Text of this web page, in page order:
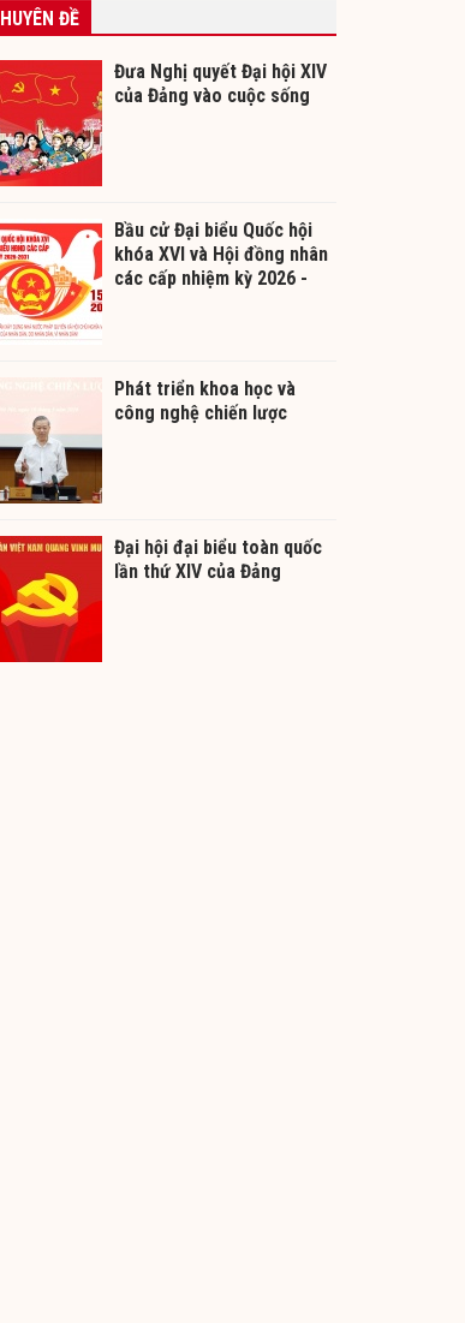
ĐỀ
Đưa Nghị quyết Đại hội XIV
của Đảng vào cuộc sống
Bầu cử Đại biểu Quốc hội
khóa XVI và Hội đồng nhân
các cấp nhiệm kỳ 2026 -
Phát triển khoa học và
công nghệ chiến lược
Đại hội đại biểu toàn quốc
lần thứ XIV của Đảng